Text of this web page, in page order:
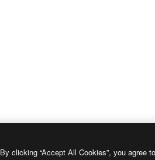
By clicking “Accept All Cookies”, you agree